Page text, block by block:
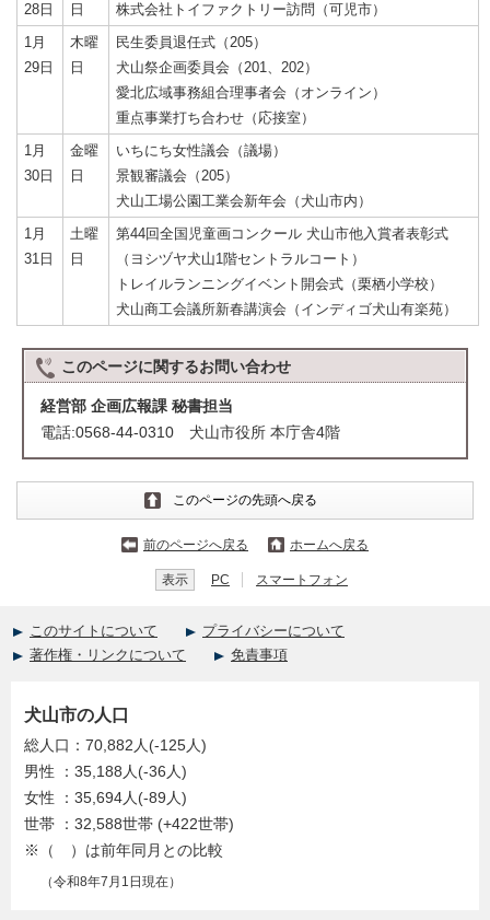
28日
日
株式会社トイファクトリー訪問（可児市）
1月
29日
木曜
日
民生委員退任式（205）
犬山祭企画委員会（201、202）
愛北広域事務組合理事者会（オンライン）
重点事業打ち合わせ（応接室）
1月
30日
金曜
日
いちにち女性議会（議場）
景観審議会（205）
犬山工場公園工業会新年会（犬山市内）
1月
31日
土曜
日
第44回全国児童画コンクール 犬山市他入賞者表彰式
（ヨシヅヤ犬山1階セントラルコート）
トレイルランニングイベント開会式（栗栖小学校）
犬山商工会議所新春講演会（インディゴ犬山有楽苑）
このページに関するお問い合わせ
経営部 企画広報課 秘書担当
電話:0568-44-0310 犬山市役所 本庁舎4階
このページの先頭へ戻る
前のページへ戻る ホームへ戻る
表示 PC スマートフォン
このサイトについて
プライバシーについて
著作権・リンクについて
免責事項
犬山市の人口
総人口：70,882人(-125人)
男性 ：35,188人(-36人)
女性 ：35,694人(-89人)
世帯 ：32,588世帯 (+422世帯)
※（ ）は前年同月との比較
（令和8年7月1日現在）